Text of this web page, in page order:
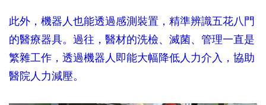
此外，機器人也能透過感測裝置，精準辨識五花八門
的醫療器具。過往，醫材的洗檢、滅菌、管理一直是
繁雜工作，透過機器人即能大幅降低人力介入，協助
醫院人力減壓。